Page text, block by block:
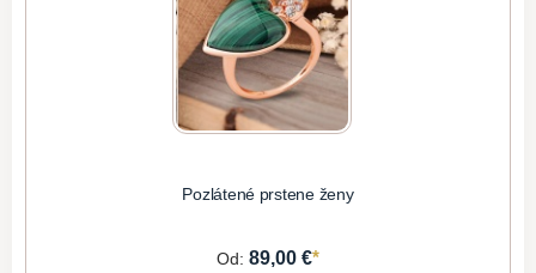
Pozlátené prstene ženy
Od: 89,00 €*